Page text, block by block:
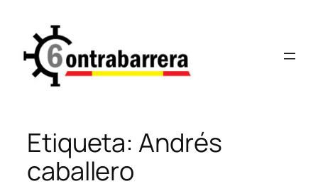
contenido
Etiqueta: Andrés
caballero